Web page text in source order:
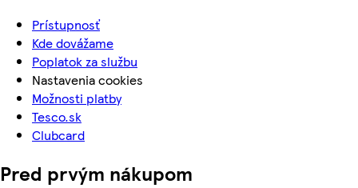
Prístupnosť
Kde dovážame
Poplatok za službu
Nastavenia cookies
Možnosti platby
Tesco.sk
Clubcard
Pred prvým nákupom